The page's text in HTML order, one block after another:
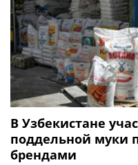
В Узбекистане
поддельной муки
брендами